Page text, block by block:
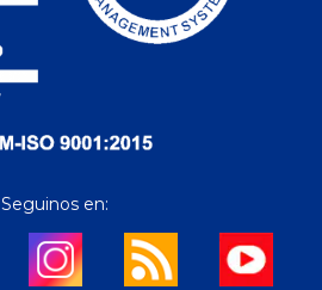
Seguinos en: